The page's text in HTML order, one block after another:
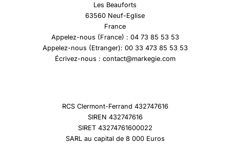
Les Beauforts
63560 Neuf-Eglise
France
Appelez-nous (France) : 04 73 85 53 53
Appelez-nous (Etranger): 00 33 473 85 53 53
Écrivez-nous : contact@markegie.com
RCS Clermont-Ferrand 432747616
SIREN 432747616
SIRET 43274761600022
SARL au capital de 8 000 Euros